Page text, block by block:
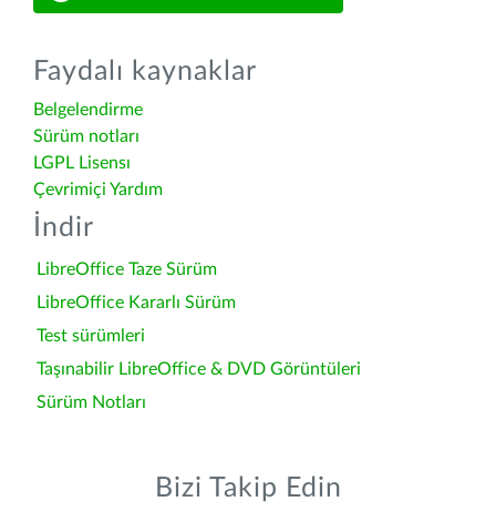
Faydalı kaynaklar
Belgelendirme
Sürüm notları
LGPL Lisensı
Çevrimiçi Yardım
İndir
LibreOffice Taze Sürüm
LibreOffice Kararlı Sürüm
Test sürümleri
Taşınabilir LibreOffice & DVD Görüntüleri
Sürüm Notları
Bizi Takip Edin